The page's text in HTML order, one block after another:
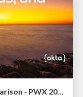
Java REST API Framework Comparison - PWX 2021